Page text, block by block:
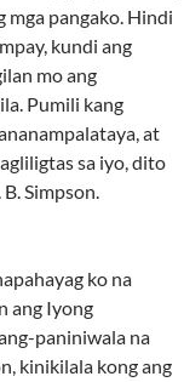
mga pangako. Hindi
kundi ang
mo ang
Pumili kang
at
sa iyo, dito
Simpson.
ko na
ang Iyong
paniniwala na
kinikilala kong ang